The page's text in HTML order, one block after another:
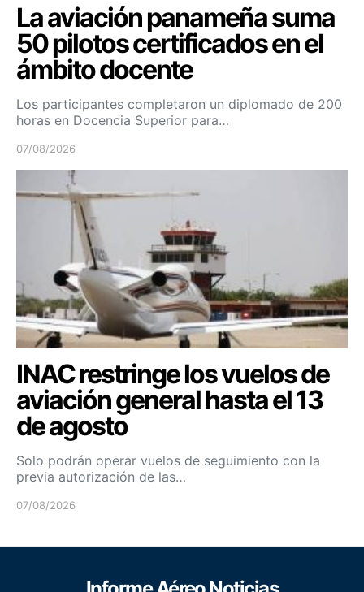
La aviación panameña suma
50 pilotos certificados en el
ámbito docente
Los participantes completaron un diplomado de 200
horas en Docencia Superior para…
07/08/2026
INAC restringe los vuelos de
aviación general hasta el 13
de agosto
Solo podrán operar vuelos de seguimiento con la
previa autorización de las…
07/08/2026